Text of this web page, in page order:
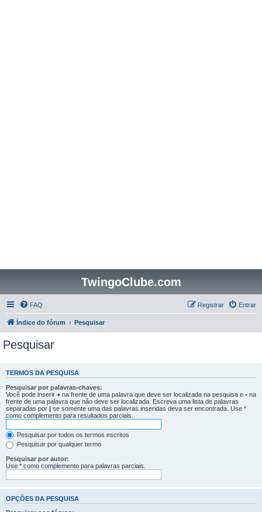
TwingoClube.com
FAQ Entrar
Registrar
Índice do fórum Pesquisar
Pesquisar
TERMOS DA PESQUISA
Pesquisar por palavras-chaves:
Você pode inserir + na frente de uma palavra que deve ser localizada na pesquisa e - na
frente de uma palavra que não deve ser localizada. Escreva uma lista de palavras
separadas por | se somente uma das palavras inseridas deva ser encontrada. Use *
como complemento para resultados parciais.
Pesquisar por todos os termos escritos
Pesquisar por qualquer termo
Pesquisar por autor:
Use * como complemento para palavras parciais.
OPÇÕES DA PESQUISA